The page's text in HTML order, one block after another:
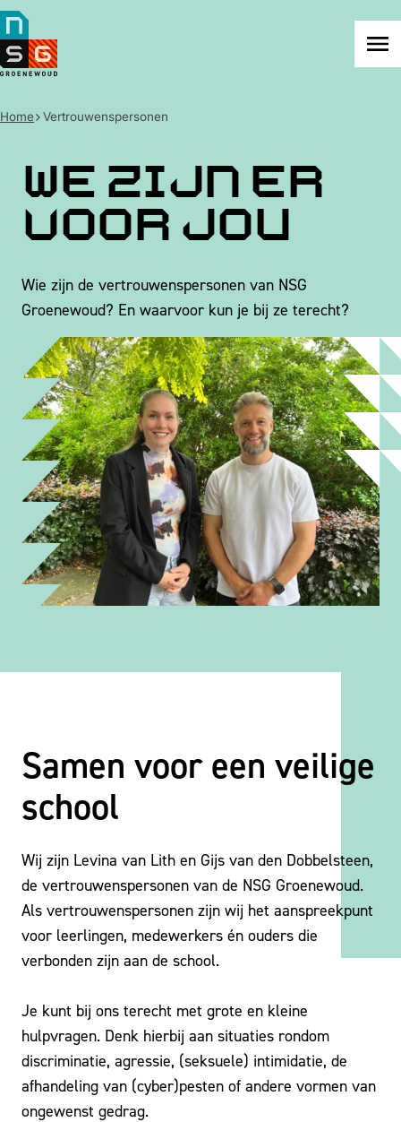
NSG
Groenewoud
Home Vertrouwenspersonen
We zijn er
voor jou
Wie zijn de vertrouwenspersonen van NSG
Groenewoud? En waarvoor kun je bij ze terecht?
Samen voor een veilige
school
Wij zijn Levina van Lith en Gijs van den Dobbelsteen,
de vertrouwenspersonen van de NSG Groenewoud.
Als vertrouwenspersonen zijn wij het aanspreekpunt
voor leerlingen, medewerkers én ouders die
verbonden zijn aan de school.
Je kunt bij ons terecht met grote en kleine
hulpvragen. Denk hierbij aan situaties rondom
discriminatie, agressie, (seksuele) intimidatie, de
afhandeling van (cyber)pesten of andere vormen van
ongewenst gedrag.